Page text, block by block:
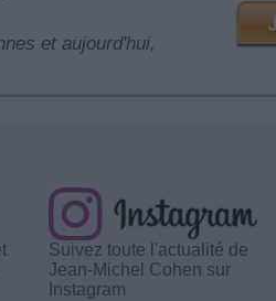
et aujourd'hui,
Suivez toute l'actualité de
Jean-Michel Cohen sur
Instagram